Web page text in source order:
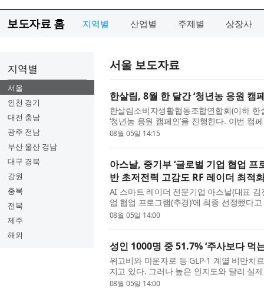
보도자료 홈 지역별 산업별 주제별 상장사
지역별
서울
인천 경기
대전 충남
광주 전남
부산 울산 경남
대구 경북
강원
충북
전북
제주
해외
서울 보도자료
한살림, 8월 한 달간 ‘청년농 응원 캠
한살림소비자생활협동조합연합회(이하
‘청년농 응원 캠페인’을 진행한다. 이번
년농부가 직접 만나 교...
08월 05일 14:15
아스날, 중기부 ‘글로벌 기업 협업
반 초저전력 고감도 RF 레이더 최적
AI 스마트 레이더 전문기업 아스날(대표
업 협업 프로그램(추경)’에 최종 선정됐다
업이 세계적인 기술 ...
08월 05일 14:00
성인 1000명 중 51.7% ‘주사보다 먹
위고비와 마운자로 등 GLP-1 계열 비만치
지고 있다. 그러나 높은 인지도와 달리 실
것으로 나타났다. 리서...
08월 05일 14:00